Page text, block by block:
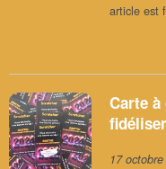
article est
Carte
17